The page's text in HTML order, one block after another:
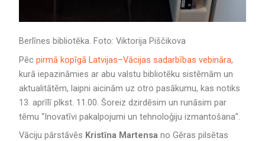
Berlīnes bibliotēka. Foto: Viktorija Piščikova
Pēcpirmā kopīgā Latvijas–Vācijas sadarbības vebināra,
kurā iepazināmies ar abu valstu bibliotēku sistēmām un
aktualitātēm, laipni aicinām uz otro pasākumu, kas notiks
13. aprīlī plkst. 11.00. Šoreiz dzirdēsim un runāsim par
tēmu “Inovatīvi pakalpojumi un tehnoloģiju izmantošana”.
Vāciju pārstāvēs Kristīna Martensa no Gēras pilsētas